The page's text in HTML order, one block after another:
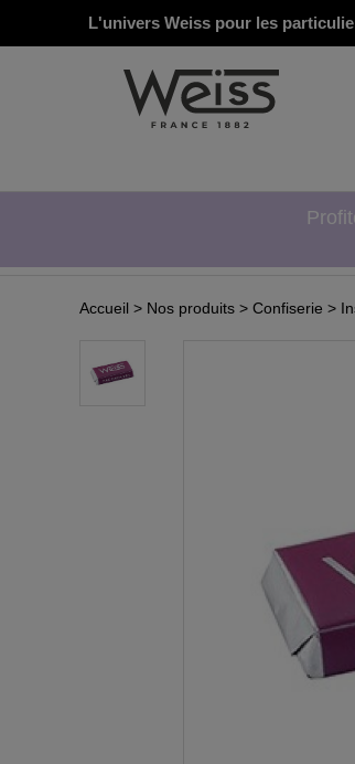
L'univers Weiss pour les
Accueil > Nos produits > Confiserie >